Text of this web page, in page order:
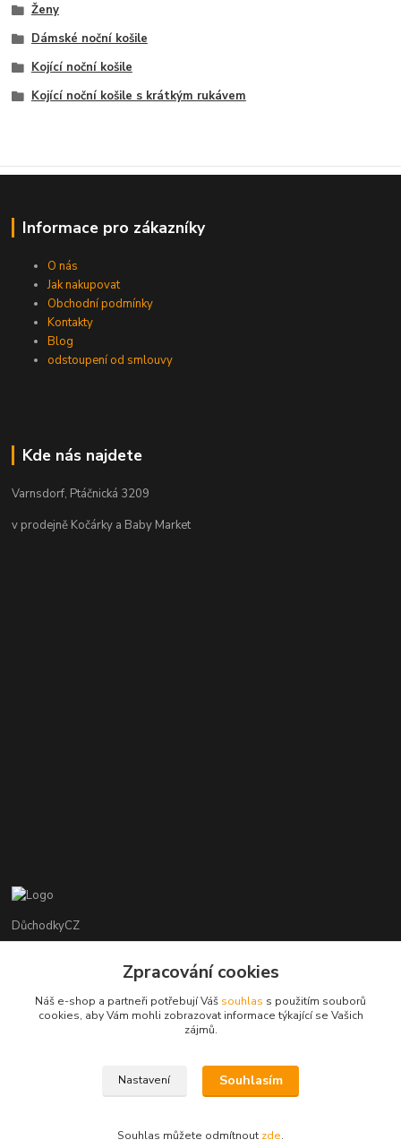
Ženy
Dámské noční košile
Kojící noční košile
Kojící noční košile s krátkým rukávem
Informace pro zákazníky
O nás
Jak nakupovat
Obchodní podmínky
Kontakty
Blog
odstoupení od smlouvy
Kde nás najdete
Varnsdorf, Ptáčnická 3209
v prodejně Kočárky a Baby Market
DůchodkyCZ
+420 412384749
objednavky@duchodky.cz
Zpracování cookies
Náš e-shop a partneři potřebují Váš souhlas s použitím souborů
cookies, aby Vám mohli zobrazovat informace týkající se Vašich
zájmů.
Nastavení Souhlasím
Souhlas můžete odmítnout zde.